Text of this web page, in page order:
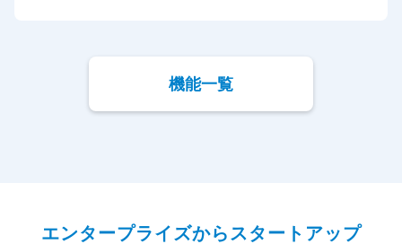
機能一覧
エンタープライズからスタートアップ